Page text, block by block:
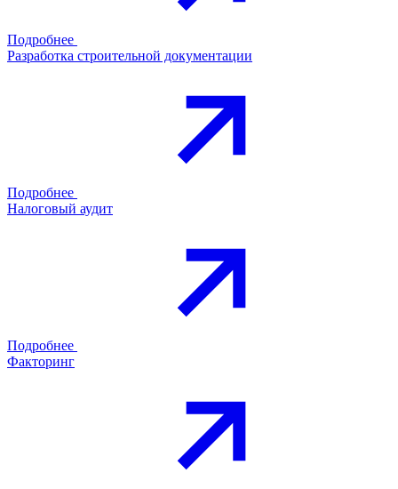
Подробнее
Разработка строительной документации
Подробнее
Налоговый аудит
Подробнее
Факторинг